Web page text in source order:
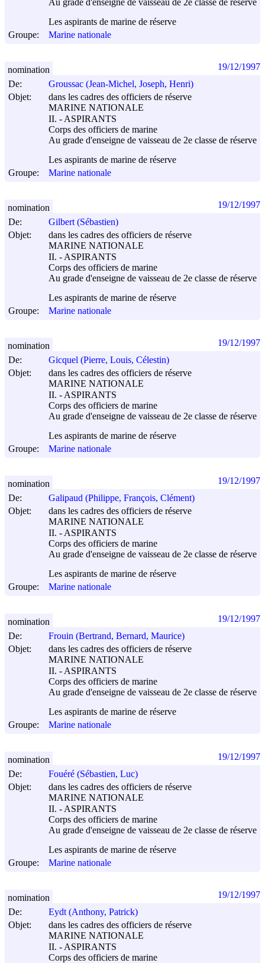
Au grade d'enseigne de vaisseau de 2e classe de réserve
Les aspirants de marine de réserve
Groupe:
Marine nationale
De:
Groussac (Jean-Michel, Joseph, Henri)
Objet:
dans les cadres des officiers de réserve
MARINE NATIONALE
II. - ASPIRANTS
Corps des officiers de marine
Au grade d'enseigne de vaisseau de 2e classe de réserve
Les aspirants de marine de réserve
Groupe:
Marine nationale
nomination 19/12/1997
De:
Gilbert (Sébastien)
Objet:
dans les cadres des officiers de réserve
MARINE NATIONALE
II. - ASPIRANTS
Corps des officiers de marine
Au grade d'enseigne de vaisseau de 2e classe de réserve
Les aspirants de marine de réserve
Groupe:
Marine nationale
nomination 19/12/1997
De:
Gicquel (Pierre, Louis, Célestin)
Objet:
dans les cadres des officiers de réserve
MARINE NATIONALE
II. - ASPIRANTS
Corps des officiers de marine
Au grade d'enseigne de vaisseau de 2e classe de réserve
Les aspirants de marine de réserve
Groupe:
Marine nationale
nomination 19/12/1997
De:
Galipaud (Philippe, François, Clément)
Objet:
dans les cadres des officiers de réserve
MARINE NATIONALE
II. - ASPIRANTS
Corps des officiers de marine
Au grade d'enseigne de vaisseau de 2e classe de réserve
Les aspirants de marine de réserve
Groupe:
Marine nationale
nomination 19/12/1997
De:
Frouin (Bertrand, Bernard, Maurice)
Objet:
dans les cadres des officiers de réserve
MARINE NATIONALE
II. - ASPIRANTS
Corps des officiers de marine
Au grade d'enseigne de vaisseau de 2e classe de réserve
Les aspirants de marine de réserve
Groupe:
Marine nationale
nomination 19/12/1997
De:
Fouéré (Sébastien, Luc)
Objet:
dans les cadres des officiers de réserve
MARINE NATIONALE
II. - ASPIRANTS
Corps des officiers de marine
Au grade d'enseigne de vaisseau de 2e classe de réserve
Les aspirants de marine de réserve
Groupe:
Marine nationale
nomination 19/12/1997
De:
Eydt (Anthony, Patrick)
Objet:
dans les cadres des officiers de réserve
MARINE NATIONALE
II. - ASPIRANTS
Corps des officiers de marine
nomination 19/12/1997